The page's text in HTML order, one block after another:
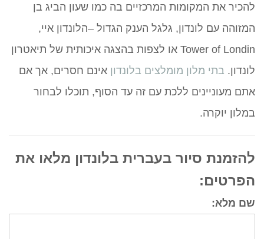
להכיר את המקומות המרכזיים בה כמו שעון הביג בן
המזוהה עם לונדון, גלגל הענק הגדול –הלונדון איי,
Tower of Londin או לצפות בהצגה איכותית של תיאטרון
לונדון. בתי מלון מומלצים בלונדון אינם חסרים, אך אם
אתם מעוניינים ללכת עם זה עד הסוף, תוכלו לבחור
במלון יוקרה.
להזמנת סיור בעברית בלונדון מלאו את
הפרטים:
שם מלא: